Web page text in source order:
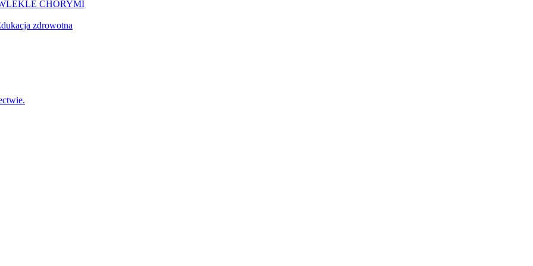
CHORYMI
zdrowotna